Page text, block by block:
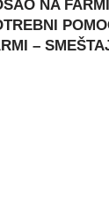
NA
–